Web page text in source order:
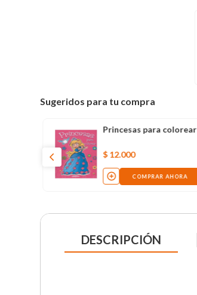
Sugeridos para tu compra
Princesas para colorear
$ 12.000
COMPRAR AHORA
DESCRIPCIÓN